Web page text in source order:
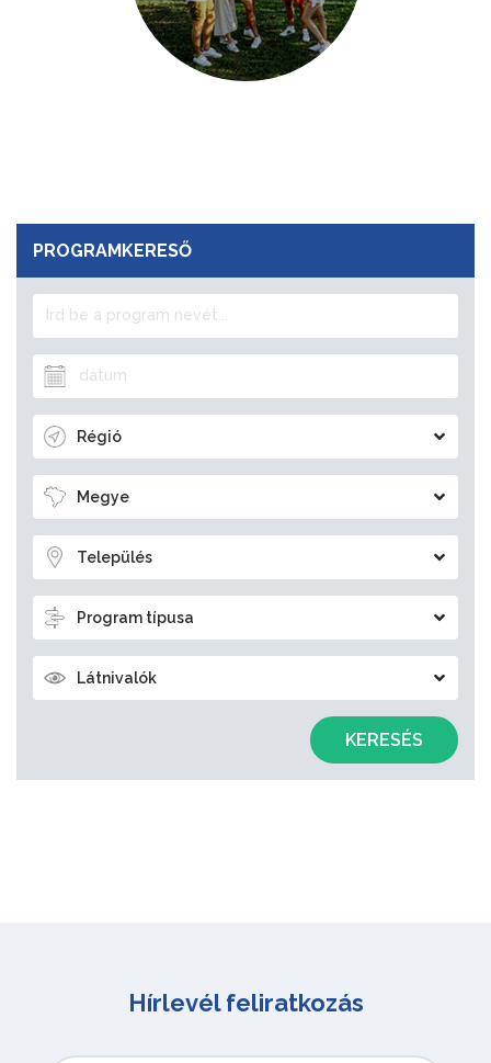
PROGRAMKERESŐ
Régió
Megye
Település
Program típusa
Látnivalók
KERESÉS
Hírlevél feliratkozás